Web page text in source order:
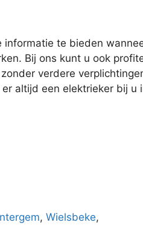
te bieden
Bij ons kunt u ook
verdere
altijd een elektrieker bij u
, Wielsbeke,